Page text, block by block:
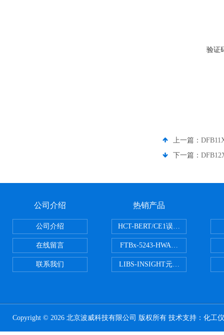
验证
上一篇：
下一篇：
公司介绍
公司介绍
在线留言
联系我们
热销产品
HCT-BERT/CE1误码测试仪
FTBx-5243-HWA光谱分析仪
LIBS-INSIGHT元素光谱分析仪
Copyright © 2026 北京波威科技有限公司 版权所有 技术支持： 化工